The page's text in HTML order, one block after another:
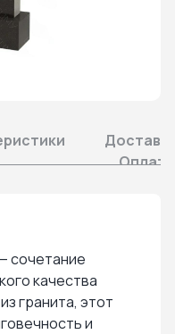
Оплата
сочетание
качества
гранита, этот
и